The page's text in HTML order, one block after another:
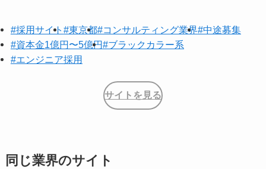
#採用サイト #東京都#コンサルティング業界#中途募集
#資本金1億円〜5億円#ブラックカラー系
#エンジニア採用
サイトを見る
同じ業界のサイト